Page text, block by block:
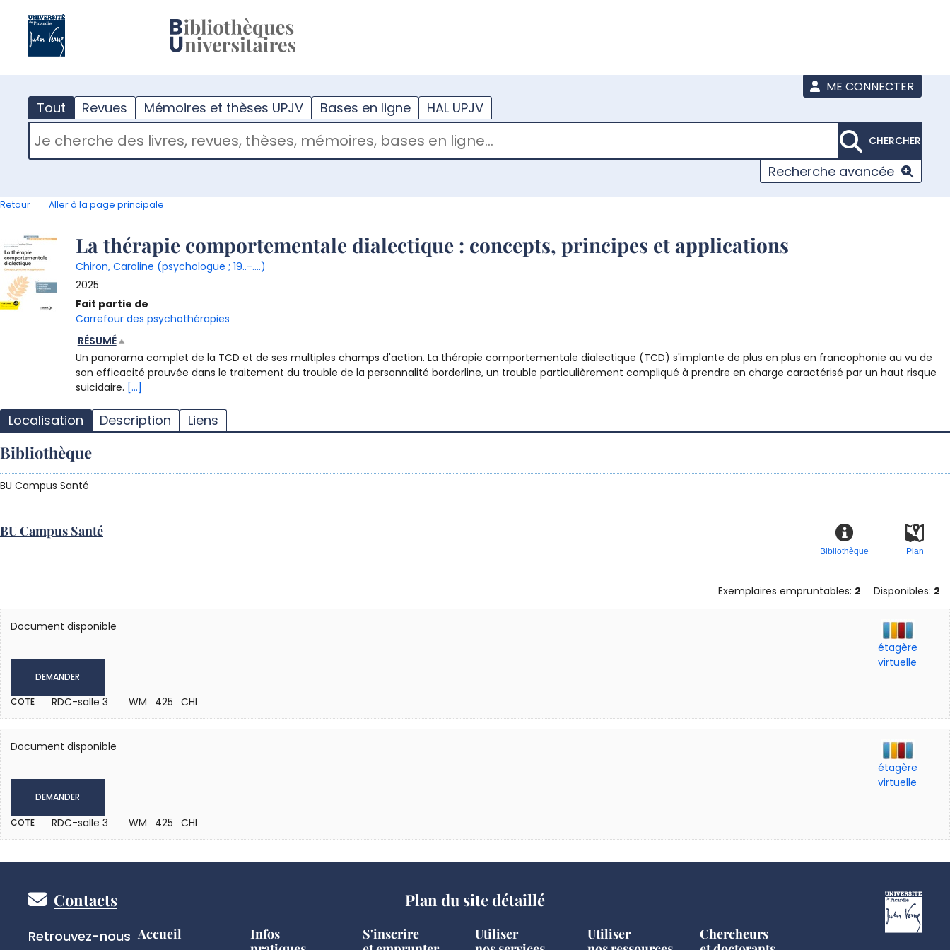
ME CONNECTER
Tout Revues Mémoires et thèses UPJV Bases en ligne HAL UPJV
RECHERCHER DANS "TOUT"
CHERCHER
Recherche avancée
Retour Aller à la page principale
Détail
document
La thérapie comportementale dialectique : concepts, principes et applications
Chiron, Caroline (psychologue ; 19..-....)
2025
Fait partie de
Carrefour des psychothérapies
RÉSUMÉ
Un panorama complet de la TCD et de ses multiples champs d'action. La thérapie comportementale dialectique (TCD) s'implante de plus en plus en francophonie au vu de
son efficacité prouvée dans le traitement du trouble de la personnalité borderline, un trouble particulièrement compliqué à prendre en charge caractérisé par un haut risque
suicidaire. [...]
Localisation Description Liens
Bibliothèque
BU Campus Santé
BU Campus Santé
Plan
Bibliothèque
Exemplaires empruntables: 2 Disponibles: 2
Document disponible
DEMANDER
COTE RDC-salle 3 WM 425 CHI
étagère
virtuelle
Document disponible
DEMANDER
COTE RDC-salle 3 WM 425 CHI
étagère
virtuelle
Pied
Contacts
Réseaux
Retrouvez-nous
Plan du site détaillé
Accueil
Infos
S'inscrire
Utiliser
Utiliser
Chercheurs